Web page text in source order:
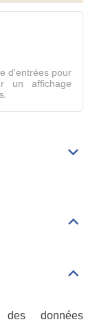
le
d'entrées pour
un affichage
données